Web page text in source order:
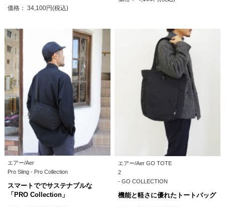
価格： 34,100円(税込)
エアー/Aer
Pro Sling - Pro Collection
スマートででサステナブルな
「PRO Collection」
エアー/Aer GO TOTE
2
- GO COLLECTION
機能と軽さに優れたトートバッグ